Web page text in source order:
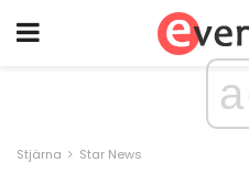
Stjärna Star News